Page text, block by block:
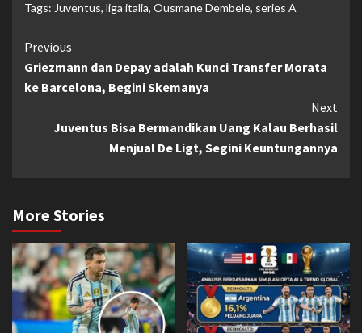
Tags: Juventus, liga italia, Ousmane Dembele, series A
Continue
Reading
Previous
Griezmann dan Depay adalah Kunci Transfer Morata
ke Barcelona, Begini Skemanya
Next
Juventus Bisa Bermandikan Uang Kalau Berhasil
Menjual De Ligt, Segini Keuntungannya
More Stories